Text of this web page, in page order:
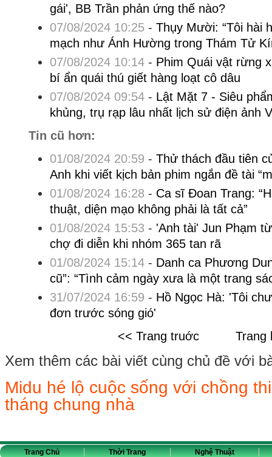
gái', BB Trần phản ứng thế nào?
07/08/2024 10:25- Thụy Mười: “Tôi hài
mạch như Ánh Hường trong Thám Tử
07/08/2024 10:14- Phim Quái vật rừng
bí ẩn quái thú giết hàng loạt cô dâu
07/08/2024 09:54- Lật Mặt 7 - Siêu
khủng, trụ rạp lâu nhất lịch sử điện ảnh
Tin cũ hơn:
01/08/2024 20:59 - Thử thách đầu tiên
Anh khi viết kịch bản phim ngắn đề tài
01/08/2024 16:28 - Ca sĩ Đoan Trang:
thuật, diện mạo không phải là tất cả”
01/08/2024 15:53 - 'Anh tài' Jun Phạm
chợ đi diễn khi nhóm 365 tan rã
01/08/2024 15:14- Danh ca Phương
cũ”: “Tình cảm ngày xưa là một trang
31/07/2024 16:59 - Hồ Ngọc Hà: 'Tôi
đơn trước sóng gió'
<< Trang truớc
Trang
Xem thêm các bài viết cùng chủ đề với
Midu hé lộ cuộc sống với chồng
tháng chung nhà
Trang Chủ Thời Trang Nghệ Thuật